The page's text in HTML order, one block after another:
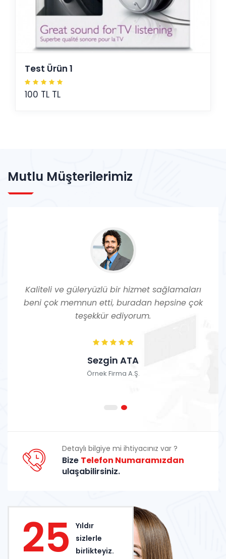
Test Ürün 1
100 TL TL
Mutlu Müşterilerimiz
Kaliteli ve güleryüzlü bir hizmet sağlamaları
beni çok memnun etti, buradan hepsine çok
teşekkür ediyorum.
Sezgin ATA
Örnek Firma A.Ş.
Detaylı bilgiye mi ihtiyacınız var ?
Bize Telefon Numaramızdan
ulaşabilirsiniz.
25
Yıldır
sizlerle
birlikteyiz.